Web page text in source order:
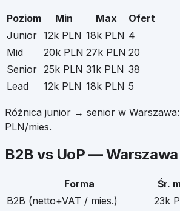
Poziom Min Max
Ofert
Junior 12k PLN 18k PLN 4
Mid
20k PLN 27k PLN 20
Senior 25k PLN 31k PLN 38
Lead
12k PLN 18k PLN 5
Różnica junior → senior w Warszawa
PLN/mies.
B2B vs UoP —Warszawa
Forma Śr.
B2B (netto+VAT / mies.)
23k